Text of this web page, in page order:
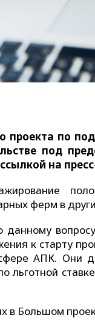
проекта по
под
на
ферм в
к старту
АПК. Они
льготной
в Большом